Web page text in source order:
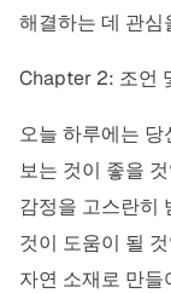
해결하는 데 관심
Chapter 2: 조언
오늘 하루에는
보는 것이 좋을
감정을 고스란히
것이 도움이 될
자연 소재로 만